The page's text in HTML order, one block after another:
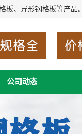
板、异形钢格板等产品。
公司动态